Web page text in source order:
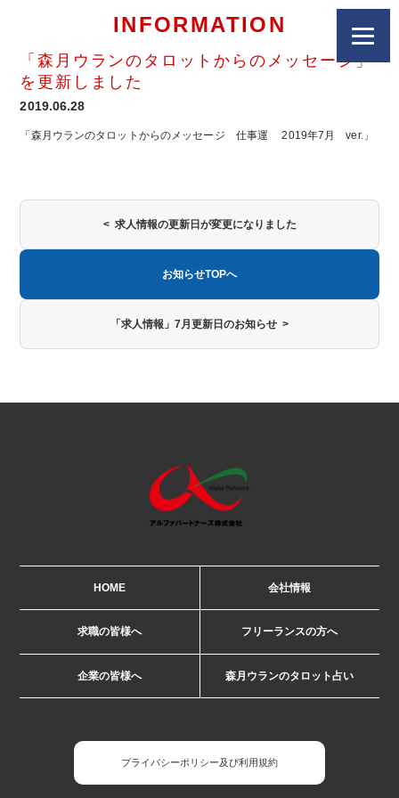
INFORMATION
「森月ウランのタロットからのメッセージ」
を更新しました
2019.06.28
「森月ウランのタロットからのメッセージ 仕事運 2019年7月 ver.」
< 求人情報の更新日が変更になりました
お知らせTOPへ
「求人情報」7月更新日のお知らせ >
HOME 会社情報
求職の皆様へ フリーランスの方へ
企業の皆様へ 森月ウランのタロット占い
プライバシーポリシー及び利用規約